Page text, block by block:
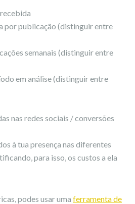
por publicação (distinguir entre
semanais (distinguir entre
em análise (distinguir entre
nas redes sociais / conversões
à tua presença nas diferentes
para isso, os custos a ela
podes usar uma ferramenta de